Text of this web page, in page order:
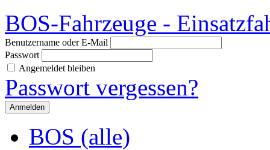
BOS-Fahrzeuge -
Benutzername oder E-Mail
Passwort
Angemeldet bleiben
Passwort vergessen?
BOS (alle)